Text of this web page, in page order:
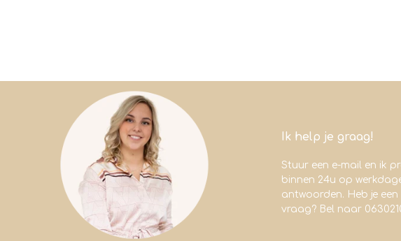
Ik help je graag!
Stuur een e-mail en ik
binnen 24u op
antwoorden. Heb je een
vraag? Bel naar